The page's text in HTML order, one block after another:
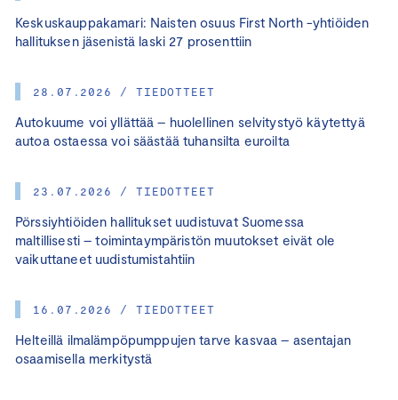
Keskuskauppakamari: Naisten osuus First North -yhtiöiden
hallituksen jäsenistä laski 27 prosenttiin
28.07.2026 / TIEDOTTEET
Autokuume voi yllättää – huolellinen selvitystyö käytettyä
autoa ostaessa voi säästää tuhansilta euroilta
23.07.2026 / TIEDOTTEET
Pörssiyhtiöiden hallitukset uudistuvat Suomessa
maltillisesti – toimintaympäristön muutokset eivät ole
vaikuttaneet uudistumistahtiin
16.07.2026 / TIEDOTTEET
Helteillä ilmalämpöpumppujen tarve kasvaa – asentajan
osaamisella merkitystä